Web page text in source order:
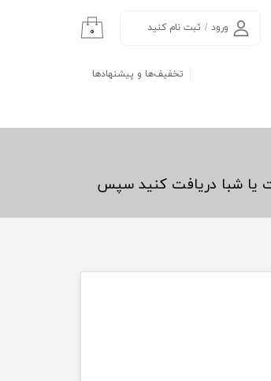
ورود / ثبت نام کنید
تغییر گذر واژه
۰
تخفیف‌ها و پیشنهادها
یا شبا دریافت کنید سپس